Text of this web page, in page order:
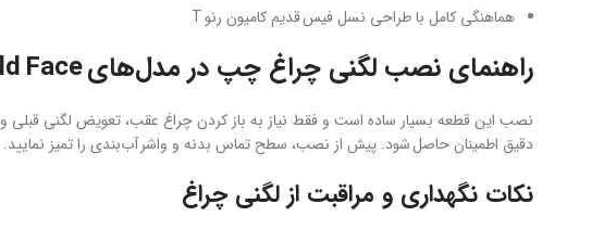
هماهنگی کامل با طراحی نسل فیس قدیم کامیون رنو T
راهنمای نصب لگنی چراغ چپ در مدل‌های Renault T Old Face
نصب این قطعه بسیار ساده است و فقط نیاز به باز کردن چراغ عقب، تعویض لگنی
دقیق اطمینان حاصل شود. پیش از نصب، سطح تماس بدنه و واشر آب‌بندی را تمیز نمایید.
نکات نگهداری و مراقبت از لگنی چراغ